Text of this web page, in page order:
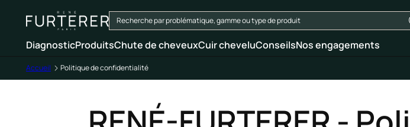
DiagnosticProduitsChute de cheveuxCuir cheveluConseilsNos engagements
Accueil Politique de confidentialité